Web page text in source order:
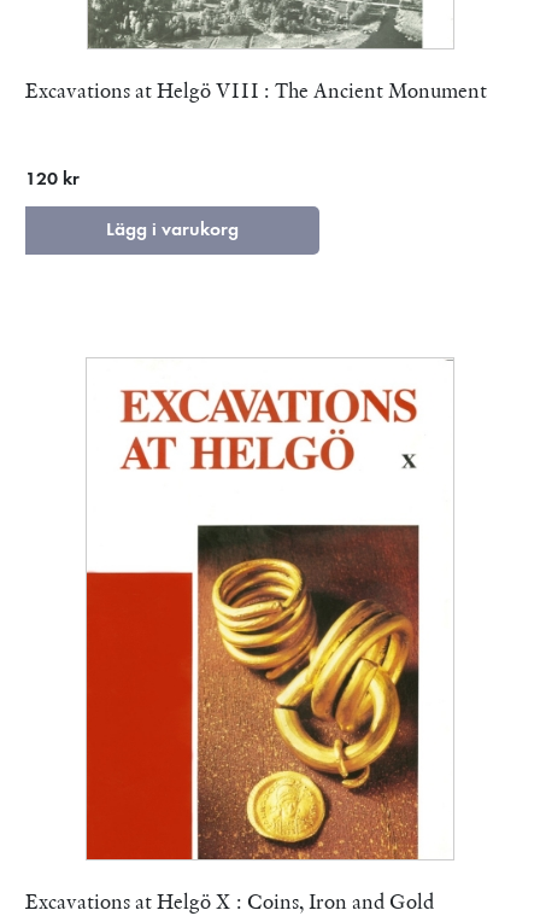
Excavations at Helgö VIII : The Ancient Monument
120 kr
Lägg i varukorg
Excavations at Helgö X : Coins, Iron and Gold